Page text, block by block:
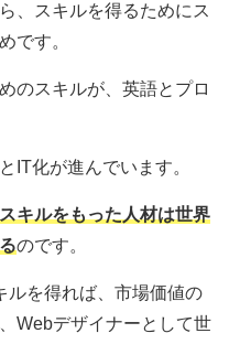
、スキルを得るためにス
です。
のスキルが、英語とプロ
IT化が進んでいます。
キルをもった人材は世界
のです。
ルを得れば、市場価値の
Webデザイナーとして世